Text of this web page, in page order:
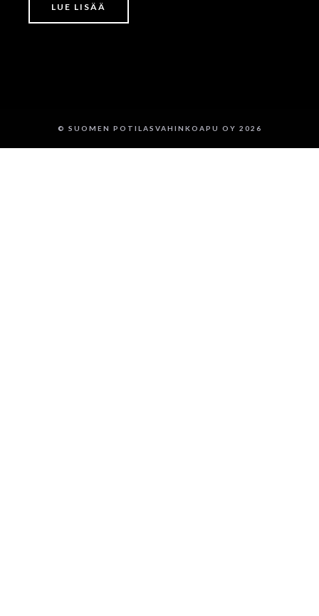
LUE LISÄÄ
© SUOMEN POTILASVAHINKOAPU OY 2026